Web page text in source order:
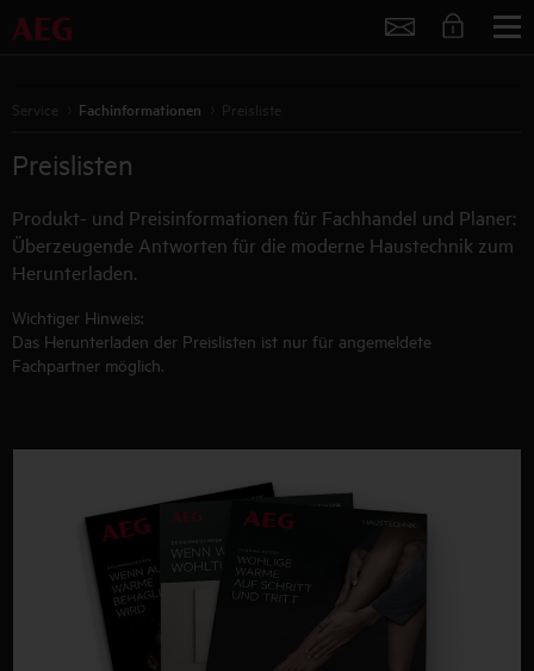
Service
Service Fachinformationen Preisliste
Preislisten
Produkt- und Preisinformationen für Fachhandel und Planer:
Überzeugende Antworten für die moderne Haustechnik zum
Herunterladen.
Wichtiger Hinweis:
Das Herunterladen der Preislisten ist nur für angemeldete
Fachpartner möglich.